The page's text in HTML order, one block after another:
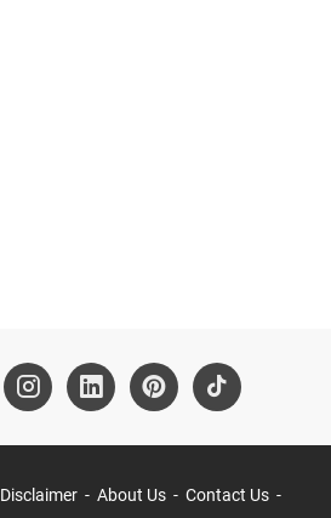
Disclaimer About Us Contact Us